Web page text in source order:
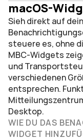
macOS-
Sieh direkt auf
steuere es, ohne
MBC-Widgets
und
verschiedenen
entsprechen.
Desktop.
WIE DU DAS
WIDGET